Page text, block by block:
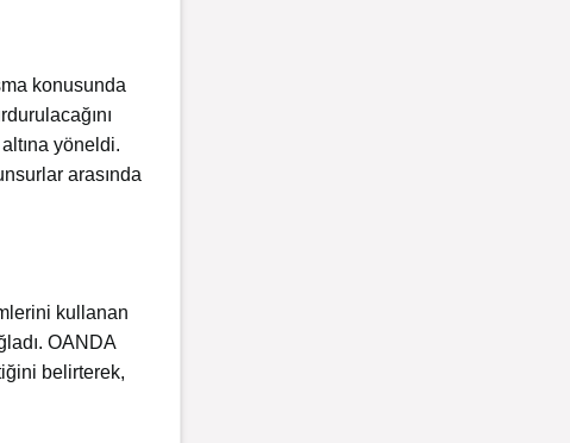
konusunda
yöneldi.
arasında
kullanan
OANDA
belirterek,